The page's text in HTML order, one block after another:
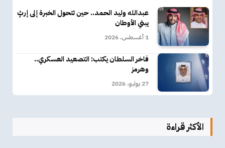
عبدالله وليد الحمد.. حين تتحول الخبرة إلى إرثٍ
يبني الأوطان
1 أغسطس، 2026
فاخر السلطان يكتب: التصعيد العسكري..
وهرمز
27 يوليو، 2026
الأكثر قراءة